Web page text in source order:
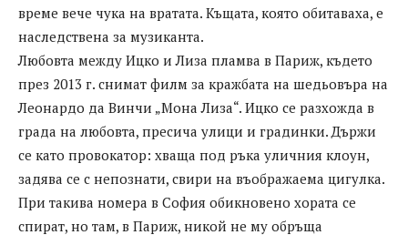
време вече чука на вратата. Къщата, която обитаваха, е
наследствена за музиканта.
Любовта между Ицко и Лиза пламва в Париж, където
през 2013 г. снимат филм за кражбата на шедьовъра на
Леонардо да Винчи „Мона Лиза“. Ицко се разхожда в
града на любовта, пресича улици и градинки. Държи
се като провокатор: хваща под ръка уличния клоун,
задява се с непознати, свири на въображаема цигулка.
При такива номера в София обикновено хората се
спират, но там, в Париж, никой не му обръща